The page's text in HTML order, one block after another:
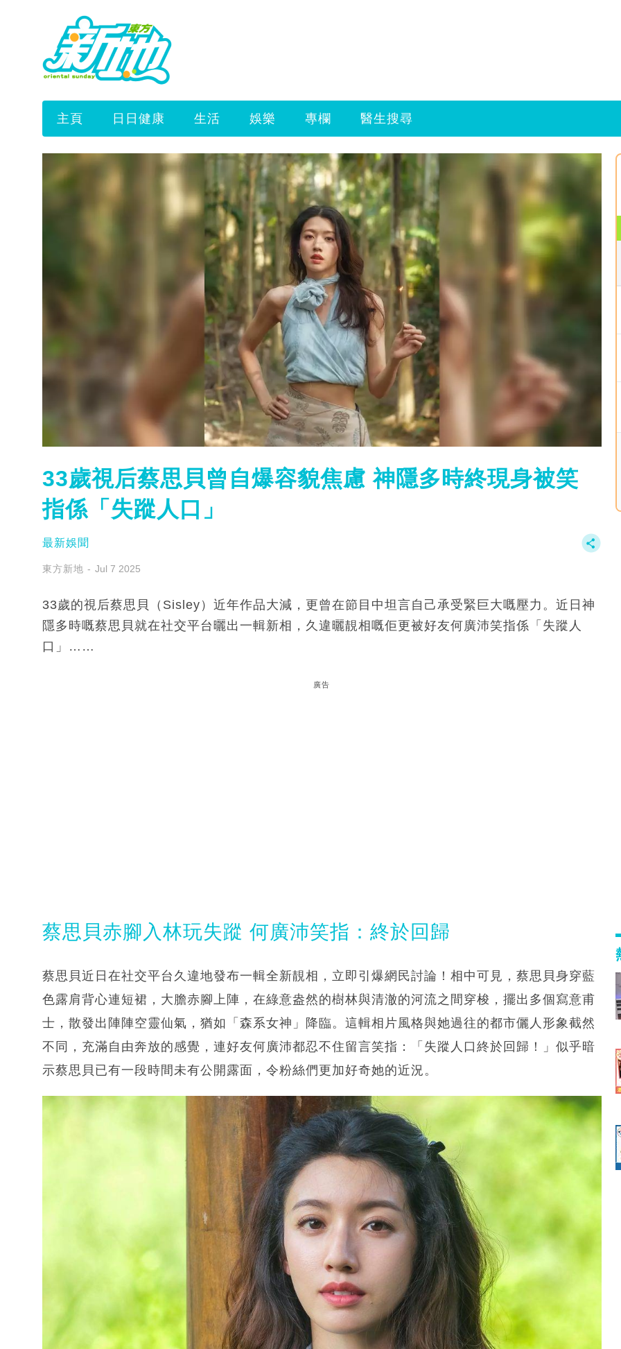
主頁 日日健康 生活 娛樂 專欄 醫生搜尋
33歲視后蔡思貝曾自爆容貌焦慮 神隱多時終現身被笑
指係「失蹤人口」
最新娛聞
東方新地 Jul 7 2025
33歲的視后蔡思貝（Sisley）近年作品大減，更曾在節目中坦言自己承受緊巨大嘅壓力。近日神
隱多時嘅蔡思貝就在社交平台曬出一輯新相，久違曬靚相嘅佢更被好友何廣沛笑指係「失蹤人
口」……
廣告
蔡思貝赤腳入林玩失蹤 何廣沛笑指：終於回歸
蔡思貝近日在社交平台久違地發布一輯全新靚相，立即引爆網民討論！相中可見，蔡思貝身穿藍
色露肩背心連短裙，大膽赤腳上陣，在綠意盎然的樹林與清澈的河流之間穿梭，擺出多個寫意甫
士，散發出陣陣空靈仙氣，猶如「森系女神」降臨。這輯相片風格與她過往的都市儷人形象截然
不同，充滿自由奔放的感覺，連好友何廣沛都忍不住留言笑指：「失蹤人口終於回歸！」似乎暗
示蔡思貝已有一段時間未有公開露面，令粉絲們更加好奇她的近況。